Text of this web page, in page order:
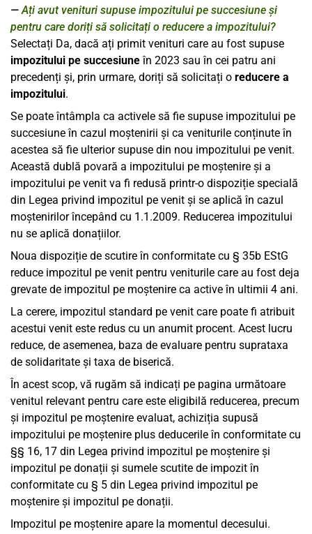
Ați avut venituri supuse impozitului pe succesiune și
pentru care doriți să solicitați o reducere a impozitului?
Selectați Da, dacă ați primit venituri care au fost supuse
impozitului pe succesiuneîn 2023 sau în cei patru ani
precedenți și, prin urmare, doriți să solicitați o reducere a
impozitului.
Se poate întâmpla ca activele să fie supuse impozitului pe
succesiune în cazul moștenirii și ca veniturile conținute în
acestea să fie ulterior supuse din nou impozitului pe venit.
Această dublă povară a impozitului pe moștenire și a
impozitului pe venit va fi redusă printr-o dispoziție specială
din Legea privind impozitul pe venit și se aplică în cazul
moștenirilor începând cu 1.1.2009. Reducerea impozitului
nu se aplică donațiilor.
Noua dispoziție de scutire în conformitate cu § 35b EStG
reduce impozitul pe venit pentru veniturile care au fost deja
grevate de impozitul pe moștenire ca active în ultimii 4 ani.
La cerere, impozitul standard pe venit care poate fi atribuit
acestui venit este redus cu un anumit procent. Acest lucru
reduce, de asemenea, baza de evaluare pentru suprataxa
de solidaritate și taxa de biserică.
În acest scop, vă rugăm să indicați pe pagina următoare
venitul relevant pentru care este eligibilă reducerea, precum
și impozitul pe moștenire evaluat, achiziția supusă
impozitului pe moștenire plus deducerile în conformitate cu
§§ 16, 17 din Legea privind impozitul pe moștenire și
impozitul pe donații și sumele scutite de impozit în
conformitate cu § 5 din Legea privind impozitul pe
moștenire și impozitul pe donații.
Impozitul pe moștenire apare la momentul decesului.